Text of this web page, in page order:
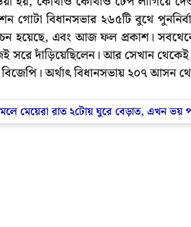
গোটা বিধানসভার ২৬৫টি বুথে
হয়েছে, এবং আজ ফল প্রকাশ।
সরে দাঁড়িয়েছিলেন। আর সেখান
অর্থাৎ বিধানসভায় ২০৭ আসন
মেয়েরা রাত ২টোয় ঘুরে বেড়াত, এখন ভয়